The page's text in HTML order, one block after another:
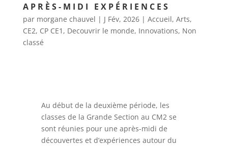
APRÈS-MIDI EXPÉRIENCES
par morgane chauvel | J Fév, 2026| Accueil, Arts,
CE2, CP CE1 , Decouvrir le monde, Innovations, Non
classé
Au début de la deuxième période, les
classes de la Grande Section au CM2 se
sont réunies pour une après-midi de
découvertes et d’expériences autour du